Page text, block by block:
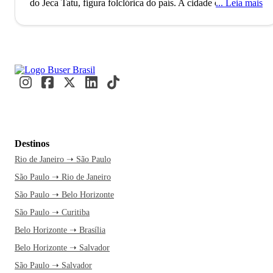
do Jeca Tatu, figura folclórica do país. A cidade de Taubaté,
fundado no ano de 1645 e no passado, mais especificamente
durante o período do “Ciclo do Ouro”, já foi núcleo
Terezinha e o Horto Municipal Renato Correia Penna.
Taubaté é também um relevante centro cultural regional e
dispõe de teatros e uma dezena de museus interessantes para
visitar. O município também é famoso por oferecer para os
seus visitantes conforto e economia, quando o assunto é
hospedagens com café da manhã por ótimos preços.
economia de Taubaté é fortemente influenciada pelo setor da
indústria, prova disso é que ela foi uma das primeiras
Leia mais
Destinos
Rio de Janeiro ➝ São Paulo
São Paulo ➝ Rio de Janeiro
São Paulo ➝ Belo Horizonte
São Paulo ➝ Curitiba
Belo Horizonte ➝ Brasília
Belo Horizonte ➝ Salvador
São Paulo ➝ Salvador